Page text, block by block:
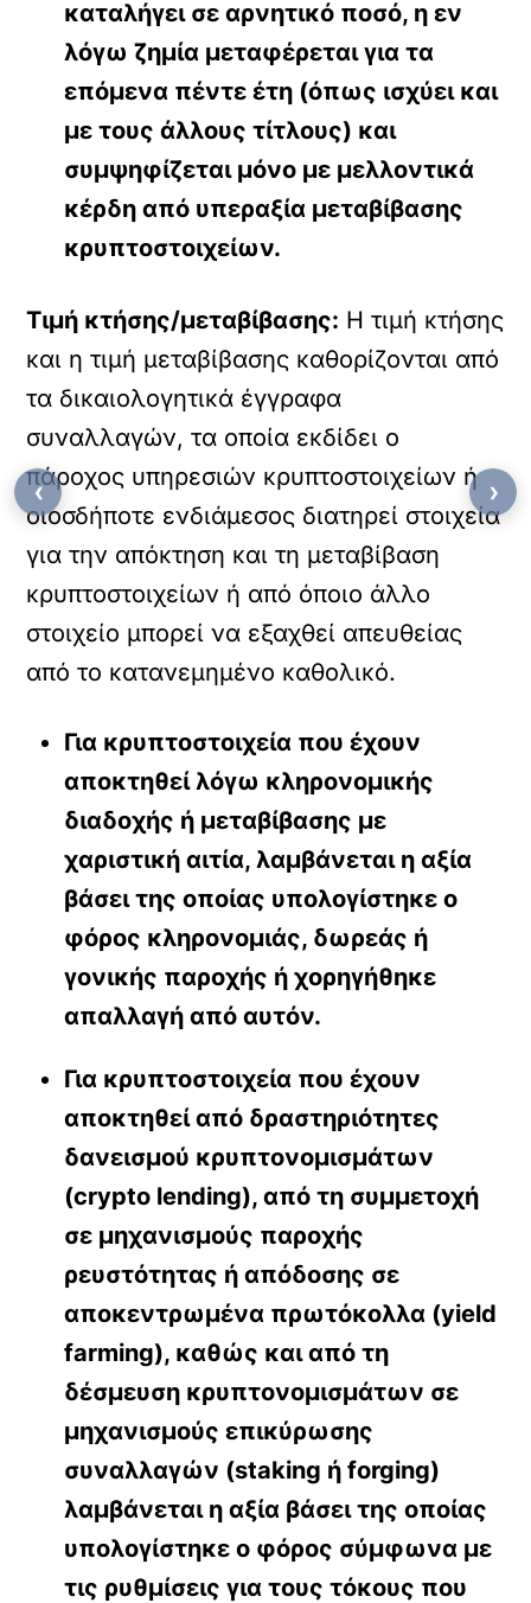
καταλήγει σε αρνητικό ποσό, η εν
λόγω ζημία μεταφέρεται για τα
επόμενα πέντε έτη (όπως ισχύει και
με τους άλλους τίτλους) και
συμψηφίζεται μόνο με μελλοντικά
κέρδη από υπεραξία μεταβίβασης
κρυπτοστοιχείων.
Τιμή κτήσης/μεταβίβασης: H τιμή κτήσης
και η τιμή μεταβίβασης καθορίζονται από
τα δικαιολογητικά έγγραφα
συναλλαγών, τα οποία εκδίδει ο
πάροχος υπηρεσιών κρυπτοστοιχείων ή
οιοσδήποτε ενδιάμεσος διατηρεί στοιχεία
για την απόκτηση και τη μεταβίβαση
κρυπτοστοιχείων ή από όποιο άλλο
στοιχείο μπορεί να εξαχθεί απευθείας
από το κατανεμημένο καθολικό.
Για κρυπτοστοιχεία που έχουν
αποκτηθεί λόγω κληρονομικής
διαδοχής ή μεταβίβασης με
χαριστική αιτία, λαμβάνεται η αξία
βάσει της οποίας υπολογίστηκε ο
φόρος κληρονομιάς, δωρεάς ή
γονικής παροχής ή χορηγήθηκε
απαλλαγή από αυτόν.
Για κρυπτοστοιχεία που έχουν
αποκτηθεί από δραστηριότητες
δανεισμού κρυπτονομισμάτων
(crypto lending), από τη συμμετοχή
σε μηχανισμούς παροχής
ρευστότητας ή απόδοσης σε
αποκεντρωμένα πρωτόκολλα (yield
farming), καθώς και από τη
δέσμευση κρυπτονομισμάτων σε
μηχανισμούς επικύρωσης
συναλλαγών (staking ή forging)
λαμβάνεται η αξία βάσει της οποίας
υπολογίστηκε ο φόρος σύμφωνα με
τις ρυθμίσεις για τους τόκους που
‹ ›